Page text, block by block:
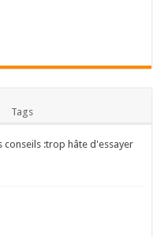
Tags
conseils :trop hâte d'essayer